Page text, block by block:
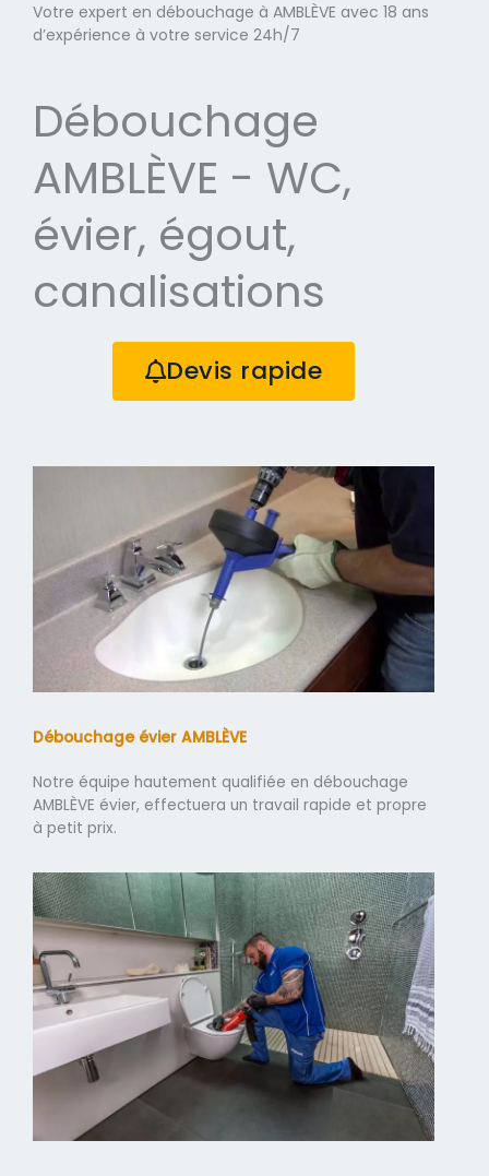
Votre expert en débouchage à AMBLÈVE avec 18 ans
d’expérience à votre service 24h/7
Débouchage
AMBLÈVE - WC,
évier, égout,
canalisations
Devis rapide
Débouchage évier AMBLÈVE
Notre équipe hautement qualifiée en débouchage
AMBLÈVE évier, effectuera un travail rapide et propre
à petit prix.